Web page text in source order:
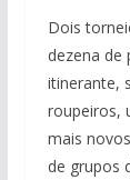
Dois
dezena de
itinerante,
roupeiros,
mais
de grupos